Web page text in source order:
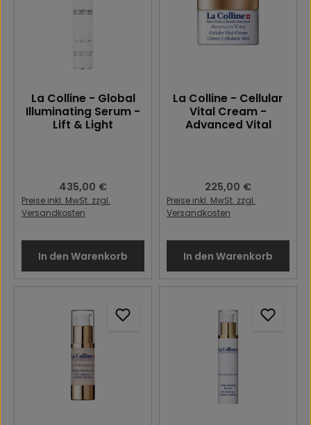
La Colline - Global
Illuminating Serum -
Lift & Light
Regulärer Preis:
435,00 €
Preise inkl. MwSt. zzgl.
Versandkosten
In den Warenkorb
La Colline - Cellular
Vital Cream -
Advanced Vital
Regulärer Preis:
225,00 €
Preise inkl. MwSt. zzgl.
Versandkosten
In den Warenkorb